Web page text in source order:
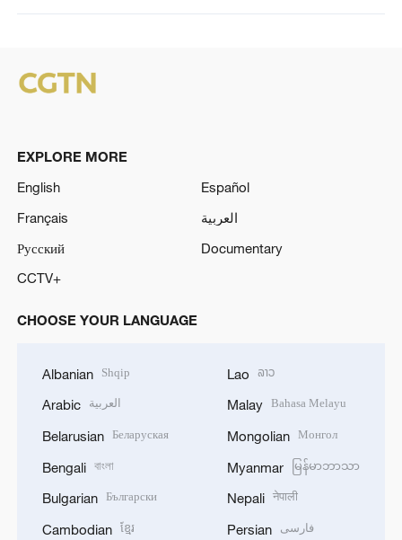
EXPLORE MORE
English
Español
Français
العربية
Русский
Documentary
CCTV+
CHOOSE YOUR LANGUAGE
Albanian Shqip
Arabic العربية
Belarusian Беларуская
Bengali বাংলা
Bulgarian Български
Cambodian ខ្មែរ
Lao ລາວ
Malay Bahasa Melayu
Mongolian Монгол
Myanmar မြန်မာဘာသာ
Nepali नेपाली
Persian فارسی